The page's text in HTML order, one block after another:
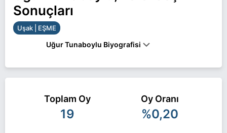
Sonuçları
Uşak | EŞME
Uğur Tunaboylu Biyografisi
adayı olarak Saadet ile 31 Mart 2024 yerel
seçimlerinde yarışıyor. Uğur Tunaboylu ile ilgili
daha fazla bilgi için
Uğur Tunaboylu Haberleri
Toplam Oy
19
Oy Oranı
%0,20